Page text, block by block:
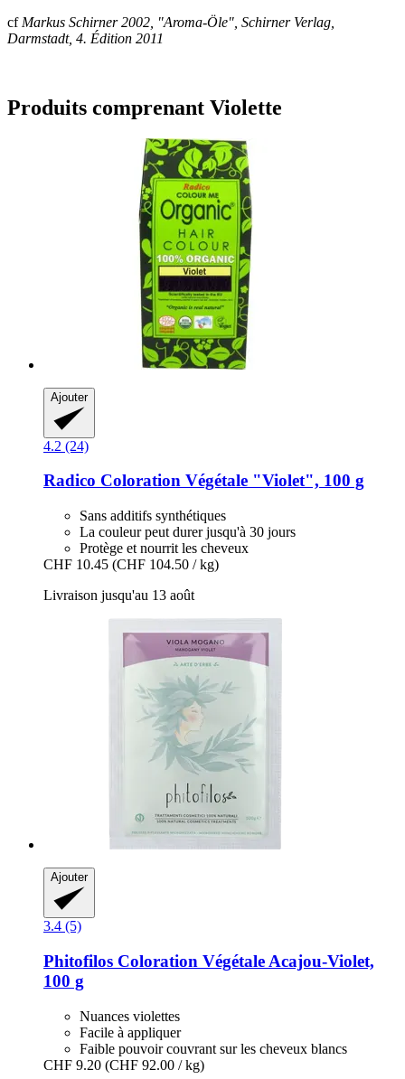
cf Markus Schirner 2002, "Aroma-Öle", Schirner Verlag,
Darmstadt, 4. Édition 2011
Produits comprenant Violette
Ajouter
4.2 (24)
Radico Coloration Végétale "Violet", 100 g
Sans additifs synthétiques
La couleur peut durer jusqu'à 30 jours
Protège et nourrit les cheveux
CHF 10.45 (CHF 104.50 / kg)
Livraison jusqu'au 13 août
Ajouter
3.4 (5)
Phitofilos Coloration Végétale Acajou-​Violet,
100 g
Nuances violettes
Facile à appliquer
Faible pouvoir couvrant sur les cheveux blancs
CHF 9.20 (CHF 92.00 / kg)